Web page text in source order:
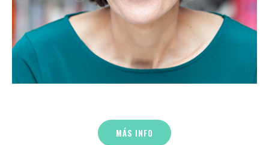
MÁS INFO